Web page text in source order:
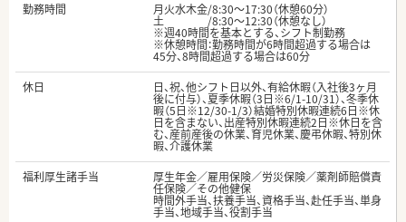
勤務時間
月火水木金/8:30～17:30（休憩60分）
土 /8:30～12:30（休憩なし）
※週40時間を基本とする、シフト制勤務
※休憩時間：勤務時間が6時間超過する場合は
45分、8時間超過する場合は60分
休日
日、祝、他シフト日以外、有給休暇（入社後3ヶ月
後に付与）、夏季休暇（3日※6/1-10/31）、冬季休
暇（5日※12/30-1/3）結婚特別休暇連続6日※休
日を含まない、出産特別休暇連続2日※休日を含
む、産前産後の休業、育児休業、慶弔休暇、特別休
暇、介護休業
福利厚生諸手当
厚生年金／雇用保険／労災保険／薬剤師賠償責
任保険／その他健保
時間外手当、扶養手当、資格手当、赴任手当、単身
手当、地域手当、役割手当